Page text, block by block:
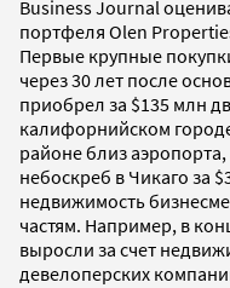
Business Journal
портфеля Olen
Первые крупные
через 30 лет после
приобрел за $135 млн
калифорнийском
районе близ
небоскреб в Чикаго за
недвижимость
частям. Например, в
выросли за счет
девелоперских